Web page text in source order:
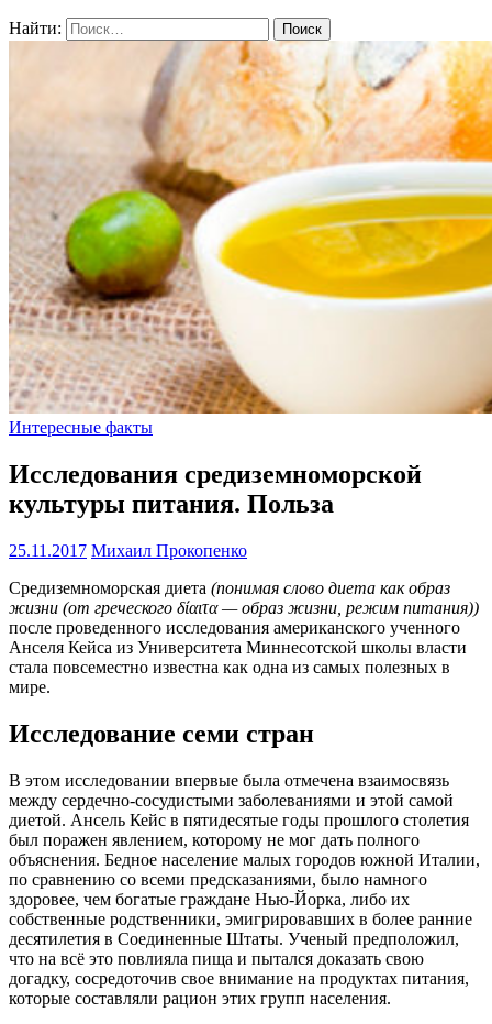
Найти:
Интересные факты
Исследования средиземноморской
культуры питания. Польза
25.11.2017 Михаил Прокопенко
Средиземноморская диета (понимая слово диета как образ
жизни (от греческого δίαιτα — образ жизни, режим питания))
после проведенного исследования американского ученного
Анселя Кейса из Университета Миннесотской школы власти
стала повсеместно известна как одна из самых полезных в
мире.
Исследование семи стран
В этом исследовании впервые была отмечена взаимосвязь
между сердечно-сосудистыми заболеваниями и этой самой
диетой. Ансель Кейс в пятидесятые годы прошлого столетия
был поражен явлением, которому не мог дать полного
объяснения. Бедное население малых городов южной Италии,
по сравнению со всеми предсказаниями, было намного
здоровее, чем богатые граждане Нью-Йорка, либо их
собственные родственники, эмигрировавших в более ранние
десятилетия в Соединенные Штаты. Ученый предположил,
что на всё это повлияла пища и пытался доказать свою
догадку, сосредоточив свое внимание на продуктах питания,
которые составляли рацион этих групп населения.